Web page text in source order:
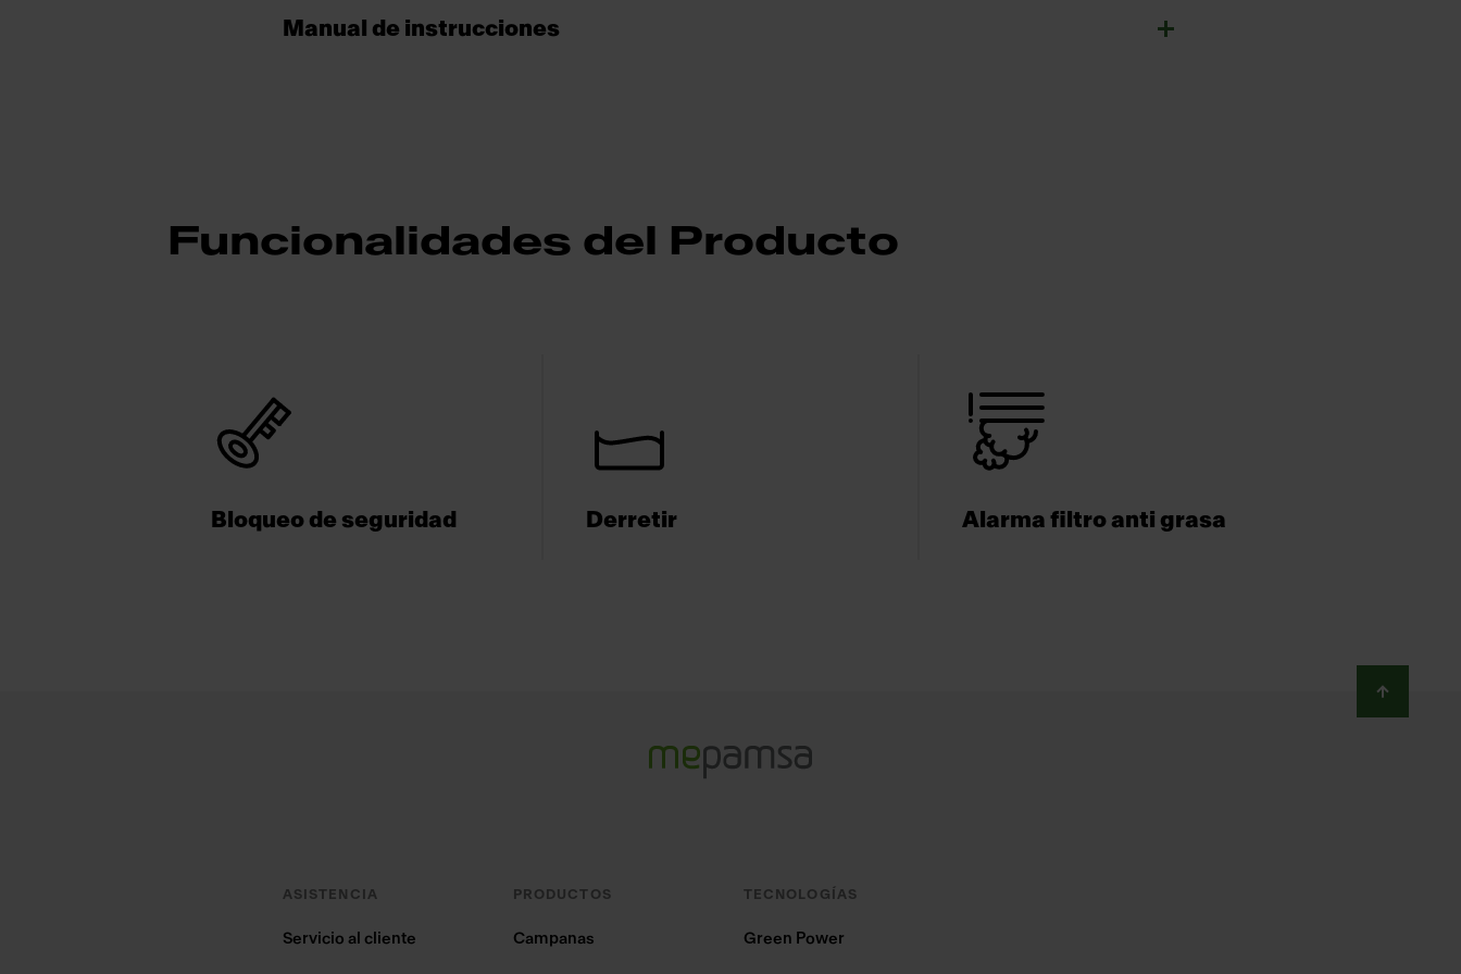
Manual de instrucciones
Funcionalidades del Producto
Bloqueo de seguridad Derretir Alarma filtro anti grasa
ASISTENCIA
Servicio al cliente
PRODUCTOS
Campanas
TECNOLOGÍAS
Green Power